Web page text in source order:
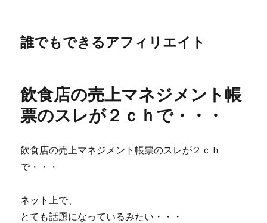
誰でもできるアフィリエイト
飲食店の売上マネジメント帳
票のスレが２ｃｈで・・・
飲食店の売上マネジメント帳票のスレが２ｃｈ
で・・・
ネット上で、
とても話題になっているみたい・・・